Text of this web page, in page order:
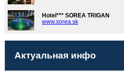
Hotel*** SOREA TRIGAN
www.sorea.sk
Актуальная инфо